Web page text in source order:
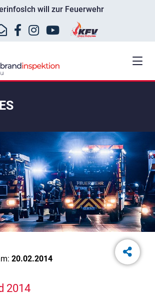
Ich will zur Feuerwehr
20.02.2014
2014